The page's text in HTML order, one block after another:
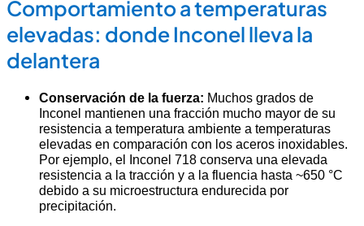
Comportamiento a temperaturas
elevadas: donde Inconel lleva la
delantera
Conservación de la fuerza: Muchos grados de
Inconel mantienen una fracción mucho mayor de su
resistencia a temperatura ambiente a temperaturas
elevadas en comparación con los aceros inoxidables.
Por ejemplo, el Inconel 718 conserva una elevada
resistencia a la tracción y a la fluencia hasta ~650 °C
debido a su microestructura endurecida por
precipitación.